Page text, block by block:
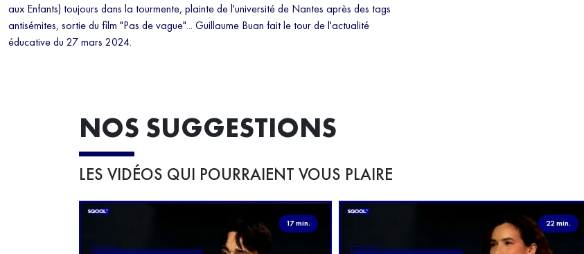
aux Enfants) toujours dans la tourmente, plainte de l'université de Nantes après des tags
antisémites, sortie du film "Pas de vague"... Guillaume Buan fait le tour de l'actualité
éducative du 27 mars 2024.
NOS SUGGESTIONS
LES VIDÉOS QUI POURRAIENT VOUS PLAIRE
17 min. 22 min.